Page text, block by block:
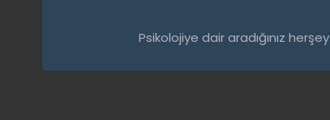
Psikolojiye dair aradığınız herşey